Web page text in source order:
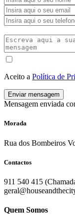
Aceito a Política de
Enviar mensagem
Mensagem enviada
Morada
Rua dos Bombeiros
Contactos
911 540 415
Quem Somos